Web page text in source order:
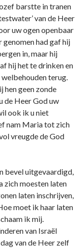
barstte in tranen
van de Heer
uw ogen openbaar
genomen had gaf hij
in, maar hij
hij het te drinken en
terug.
hen geen zonde
de Heer God uw
ook ik u niet
nam Maria tot zich
vreugde de God
bevel uitgevaardigd,
zich moesten laten
laten inschrijven,
moet ik haar laten
ik mij.
van Israël
van de Heer zelf